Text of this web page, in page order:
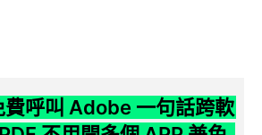
呼叫 Adobe 一句話跨軟